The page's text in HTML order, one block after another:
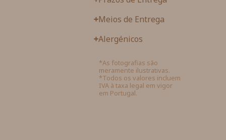
Meios de Entrega
Alergénicos
*As fotografias são
meramente ilustrativas.
*Todos os valores incluem
IVA à taxa legal em vigor
em Portugal.